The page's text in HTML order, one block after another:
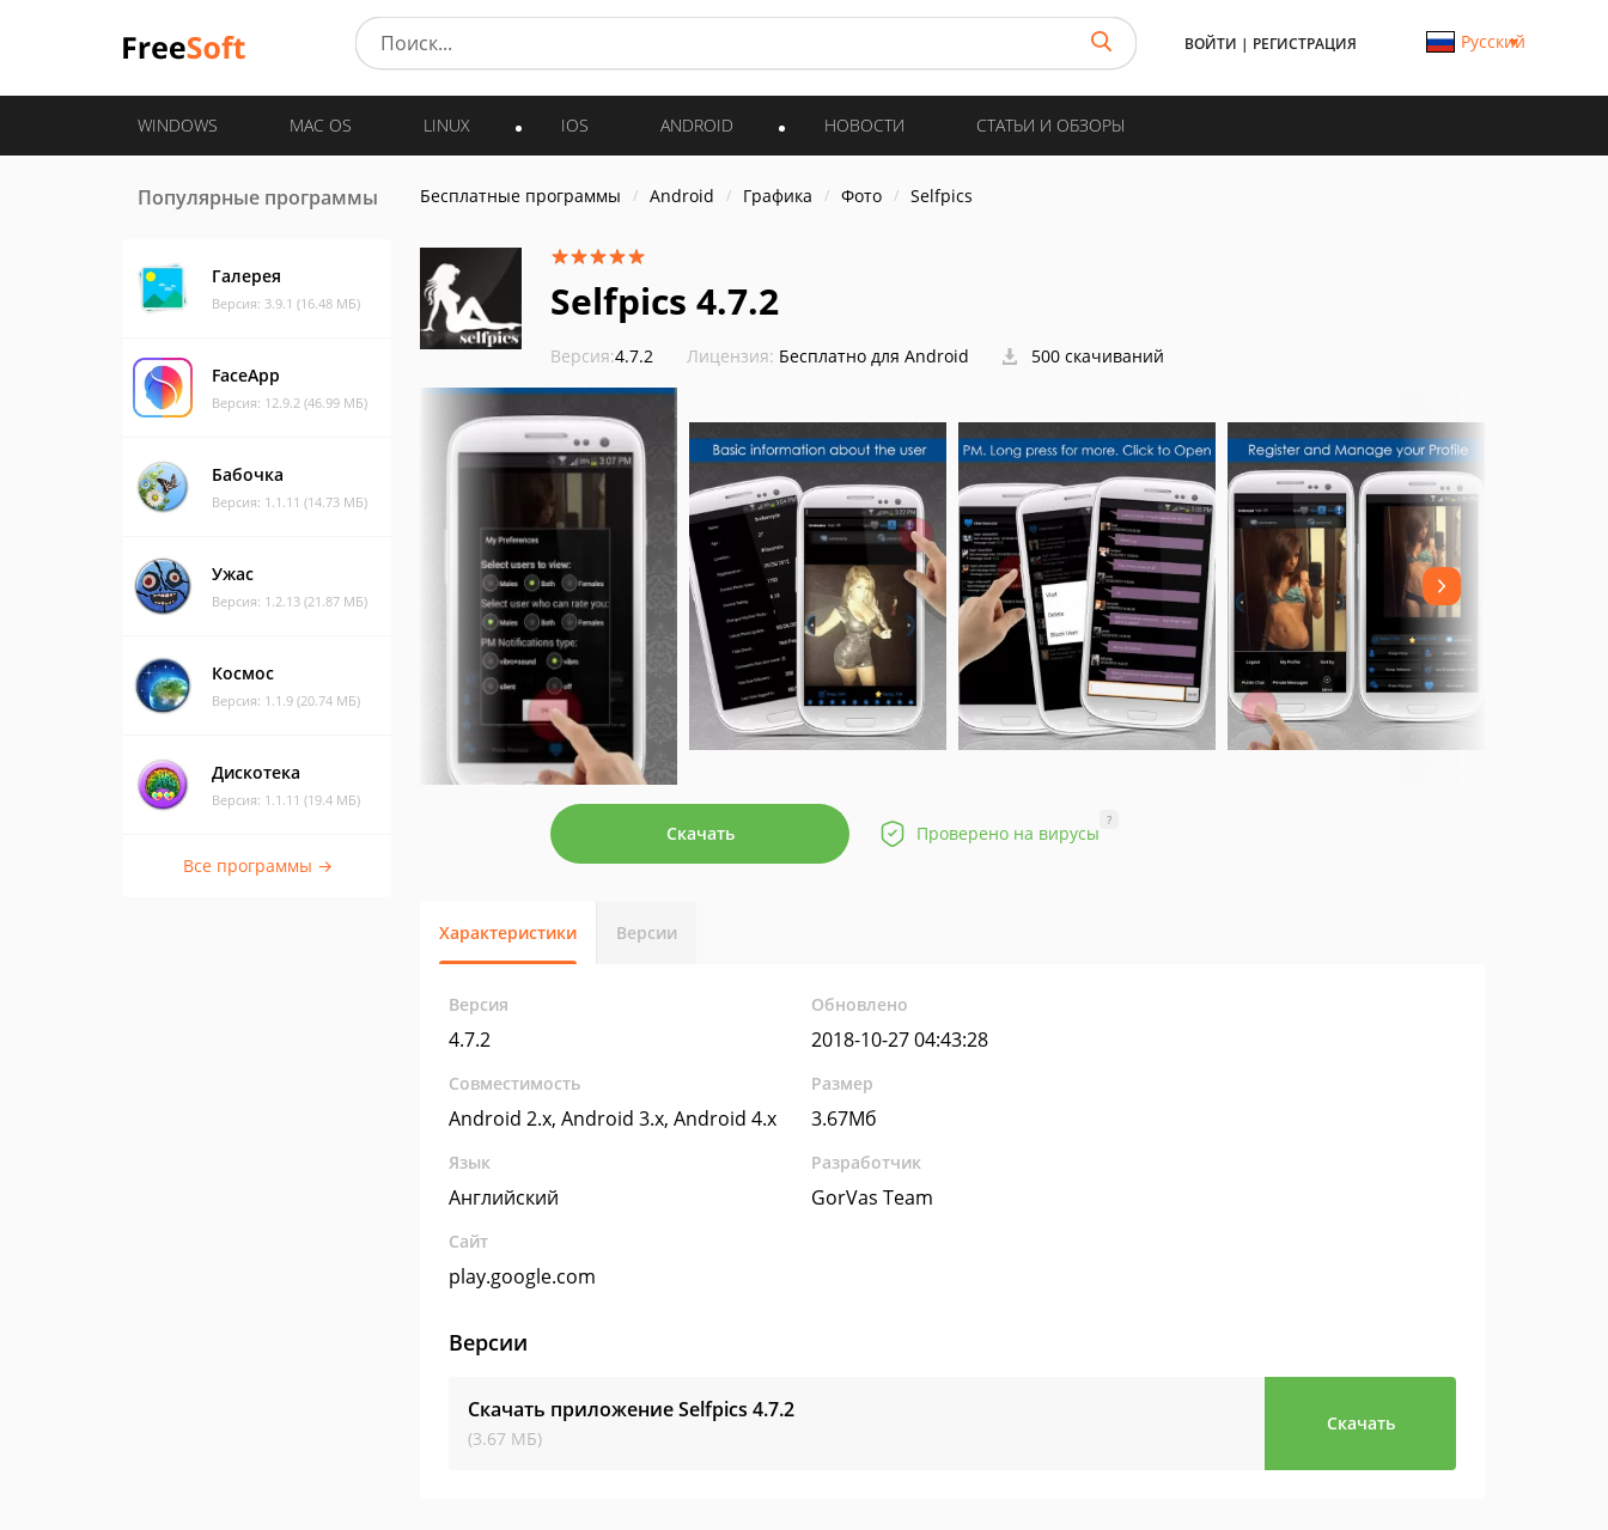
ВОЙТИ | РЕГИСТРАЦИЯ Русский
WINDOWS MAC OS LINUX IOS ANDROID НОВОСТИ СТАТЬИ И ОБЗОРЫ
Популярные программы
Галерея
Версия: 3.9.1 (16.48 МБ)
FaceApp
Версия: 12.9.2 (46.99 МБ)
Бабочка
Версия: 1.1.11 (14.73 МБ)
Ужас
Версия: 1.2.13 (21.87 МБ)
Космос
Версия: 1.1.9 (20.74 МБ)
Дискотека
Версия: 1.1.11 (19.4 МБ)
Все программы →
Бесплатные программы Android Графика Фото Selfpics
Selfpics 4.7.2
Версия:4.7.2 Лицензия: Бесплатно для Android 500 скачиваний
Скачать Проверено на вирусы
?
Характеристики Версии
Версия
4.7.2
Обновлено
2018-10-27 04:43:28
Совместимость
Android 2.x, Android 3.x, Android 4.x
Размер
3.67Мб
Язык
Английский
Разработчик
GorVas Team
Сайт
play.google.com
Версии
Скачать приложение Selfpics 4.7.2
(3.67 МБ)
Скачать